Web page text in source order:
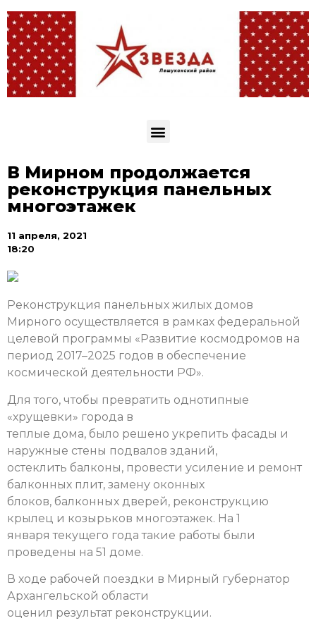
В Мирном продолжается
реконструкция панельных
многоэтажек
11 апреля, 2021
18:20
Реконструкция панельных жилых домов
Мирного осуществляется в рамках федеральной
целевой программы «Развитие космодромов на
период 2017–2025 годов в обеспечение
космической деятельности РФ».
Для того, чтобы превратить однотипные
«хрущевки» города в
теплые дома, было решено укрепить фасады и
наружные стены подвалов зданий,
остеклить балконы, провести усиление и ремонт
балконных плит, замену оконных
блоков, балконных дверей, реконструкцию
крылец и козырьков многоэтажек. На 1
января текущего года такие работы были
проведены на 51 доме.
В ходе рабочей поездки в Мирный губернатор
Архангельской области
оценил результат реконструкции.